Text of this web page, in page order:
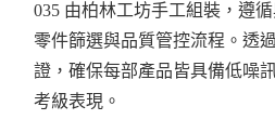
035 由柏林工坊手工組裝，遵
零件篩選與品質管控流程。透
證，確保每部產品皆具備低噪
考級表現。